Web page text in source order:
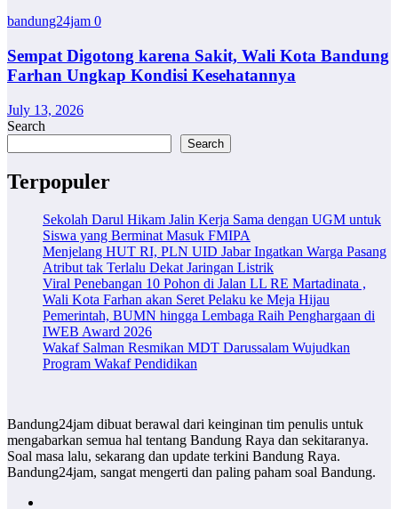
bandung24jam 0
Sempat Digotong karena Sakit, Wali Kota Bandung
Farhan Ungkap Kondisi Kesehatannya
July 13, 2026
Search
Search
Terpopuler
Sekolah Darul Hikam Jalin Kerja Sama dengan UGM untuk
Siswa yang Berminat Masuk FMIPA
Menjelang HUT RI, PLN UID Jabar Ingatkan Warga Pasang
Atribut tak Terlalu Dekat Jaringan Listrik
Viral Penebangan 10 Pohon di Jalan LL RE Martadinata ,
Wali Kota Farhan akan Seret Pelaku ke Meja Hijau
Pemerintah, BUMN hingga Lembaga Raih Penghargaan di
IWEB Award 2026
Wakaf Salman Resmikan MDT Darussalam Wujudkan
Program Wakaf Pendidikan
Bandung24jam dibuat berawal dari keinginan tim penulis untuk
mengabarkan semua hal tentang Bandung Raya dan sekitaranya.
Soal masa lalu, sekarang dan update terkini Bandung Raya.
Bandung24jam, sangat mengerti dan paling paham soal Bandung.